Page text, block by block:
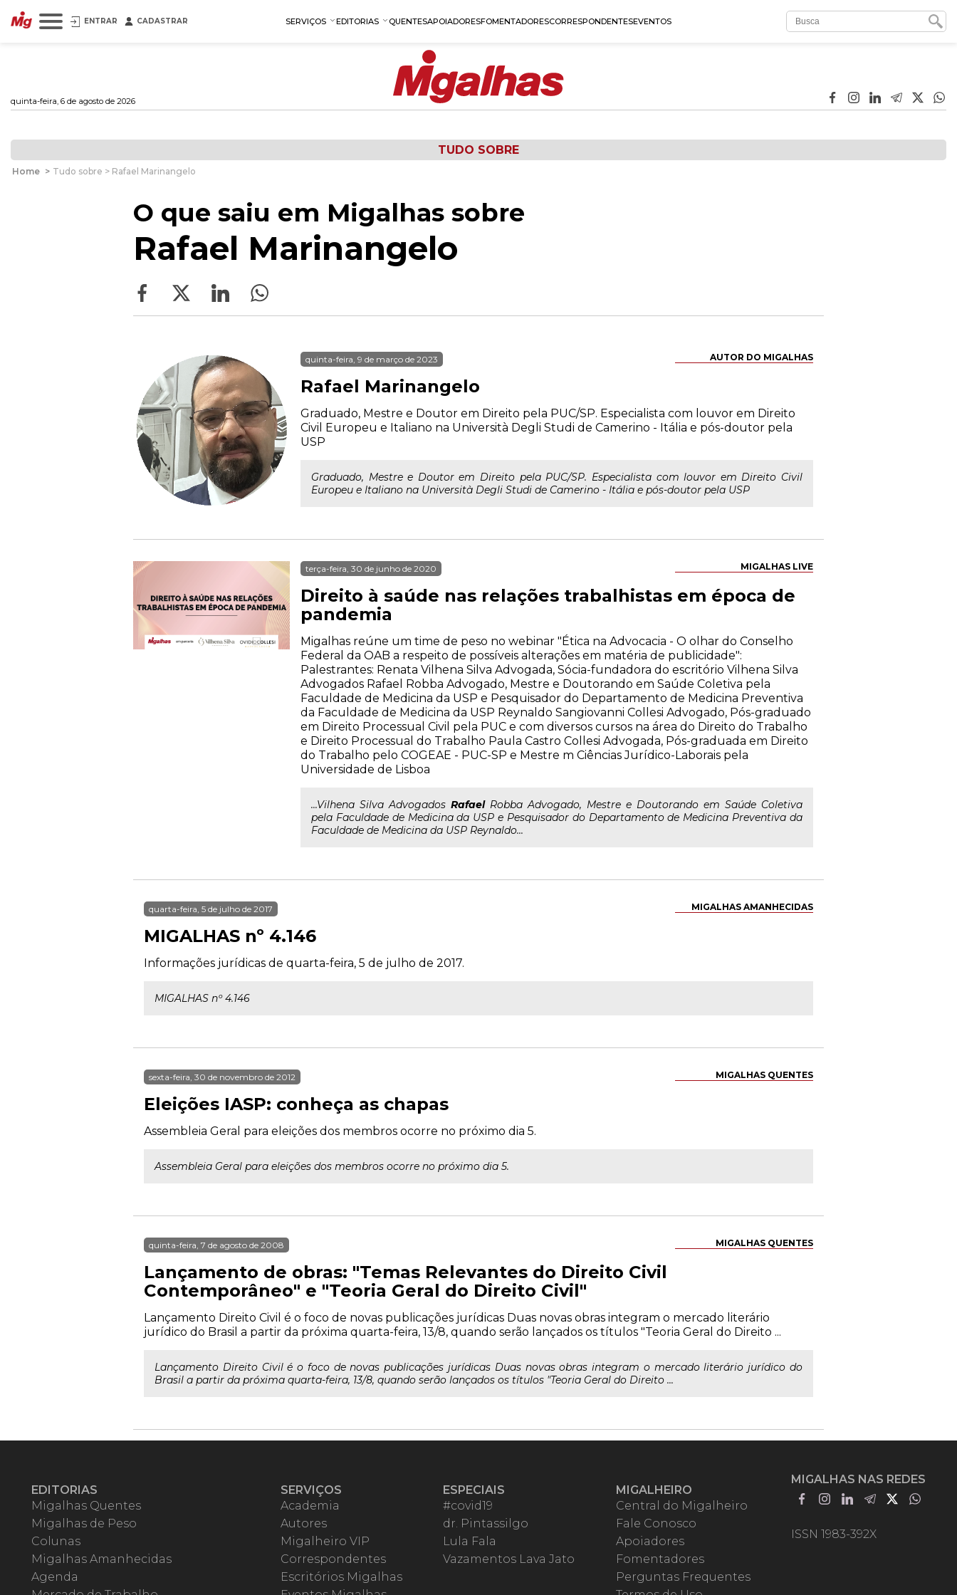
ENTRAR CADASTRAR SERVIÇOS EDITORIAS QUENTESAPOIADORESFOMENTADORESCORRESPONDENTESEVENTOS
quinta-feira, 6 de agosto de 2026
TUDO SOBRE
Home > Tudo sobre > Rafael Marinangelo
O que saiu em Migalhas sobre
Rafael Marinangelo
AUTOR DO MIGALHAS
quinta-feira, 9 de março de 2023
Rafael Marinangelo
Graduado, Mestre e Doutor em Direito pela PUC/SP. Especialista com louvor em Direito
Civil Europeu e Italiano na Università Degli Studi de Camerino - Itália e pós-doutor pela
USP
Graduado, Mestre e Doutor em Direito pela PUC/SP. Especialista com louvor em Direito Civil
Europeu e Italiano na Università Degli Studi de Camerino - Itália e pós-doutor pela USP
MIGALHAS LIVE
terça-feira, 30 de junho de 2020
Direito à saúde nas relações trabalhistas em época de
pandemia
Migalhas reúne um time de peso no webinar "Ética na Advocacia - O olhar do Conselho
Federal da OAB a respeito de possíveis alterações em matéria de publicidade":
Palestrantes: Renata Vilhena Silva Advogada, Sócia-fundadora do escritório Vilhena Silva
Advogados Rafael Robba Advogado, Mestre e Doutorando em Saúde Coletiva pela
Faculdade de Medicina da USP e Pesquisador do Departamento de Medicina Preventiva
da Faculdade de Medicina da USP Reynaldo Sangiovanni Collesi Advogado, Pós-graduado
em Direito Processual Civil pela PUC e com diversos cursos na área do Direito do Trabalho
e Direito Processual do Trabalho Paula Castro Collesi Advogada, Pós-graduada em Direito
do Trabalho pelo COGEAE - PUC-SP e Mestre m Ciências Jurídico-Laborais pela
Universidade de Lisboa
...Vilhena Silva Advogados RafaelRobba Advogado, Mestre e Doutorando em Saúde Coletiva
pela Faculdade de Medicina da USP e Pesquisador do Departamento de Medicina Preventiva da
Faculdade de Medicina da USP Reynaldo...
MIGALHAS AMANHECIDAS
quarta-feira, 5 de julho de 2017
MIGALHAS nº 4.146
Informações jurídicas de quarta-feira, 5 de julho de 2017.
MIGALHAS nº 4.146
MIGALHAS QUENTES
sexta-feira, 30 de novembro de 2012
Eleições IASP: conheça as chapas
Assembleia Geral para eleições dos membros ocorre no próximo dia 5.
Assembleia Geral para eleições dos membros ocorre no próximo dia 5.
MIGALHAS QUENTES
quinta-feira, 7 de agosto de 2008
Lançamento de obras: "Temas Relevantes do Direito Civil
Contemporâneo" e "Teoria Geral do Direito Civil"
Lançamento Direito Civil é o foco de novas publicações jurídicas Duas novas obras integram o mercado literário
jurídico do Brasil a partir da próxima quarta-feira, 13/8, quando serão lançados os títulos "Teoria Geral do Direito ...
Lançamento Direito Civil é o foco de novas publicações jurídicas Duas novas obras integram o mercado literário jurídico do
Brasil a partir da próxima quarta-feira, 13/8, quando serão lançados os títulos "Teoria Geral do Direito ...
EDITORIAS
Migalhas Quentes
Migalhas de Peso
Colunas
Migalhas Amanhecidas
Agenda
SERVIÇOS
Academia
Autores
Migalheiro VIP
Correspondentes
Escritórios Migalhas
ESPECIAIS
#covid19
dr. Pintassilgo
Lula Fala
Vazamentos Lava Jato
MIGALHEIRO
Central do Migalheiro
Fale Conosco
Apoiadores
Fomentadores
Perguntas Frequentes
MIGALHAS NAS REDES
ISSN 1983-392X